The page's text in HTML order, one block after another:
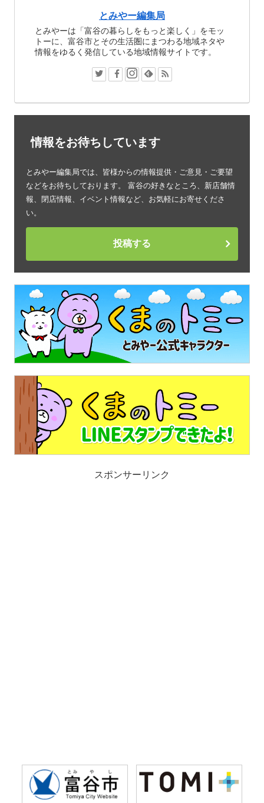
とみやー編集局
とみやーは「富谷の暮らしをもっと楽しく」をモッ
トーに、富谷市とその生活圏にまつわる地域ネタや
情報をゆるく発信している地域情報サイトです。
情報をお待ちしています
とみやー編集局では、皆様からの情報提供・ご意見・ご要望
などをお待ちしております。 富谷の好きなところ、新店舗情
報、閉店情報、イベント情報など、お気軽にお寄せくださ
い。
投稿する
スポンサーリンク